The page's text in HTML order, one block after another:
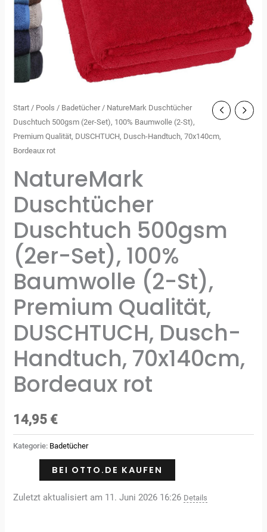
Start / Pools / Badetücher/ NatureMark Duschtücher
Duschtuch 500gsm (2er-Set), 100% Baumwolle (2-St),
Premium Qualität, DUSCHTUCH, Dusch-Handtuch, 70x140cm,
Bordeaux rot
NatureMark
Duschtücher
Duschtuch 500gsm
(2er-Set), 100%
Baumwolle (2-St),
Premium Qualität,
DUSCHTUCH, Dusch-
Handtuch, 70x140cm,
Bordeaux rot
14,95 €
Kategorie: Badetücher
BEI OTTO.DE KAUFEN
Zuletzt aktualisiert am 11. Juni 2026 16:26 Details